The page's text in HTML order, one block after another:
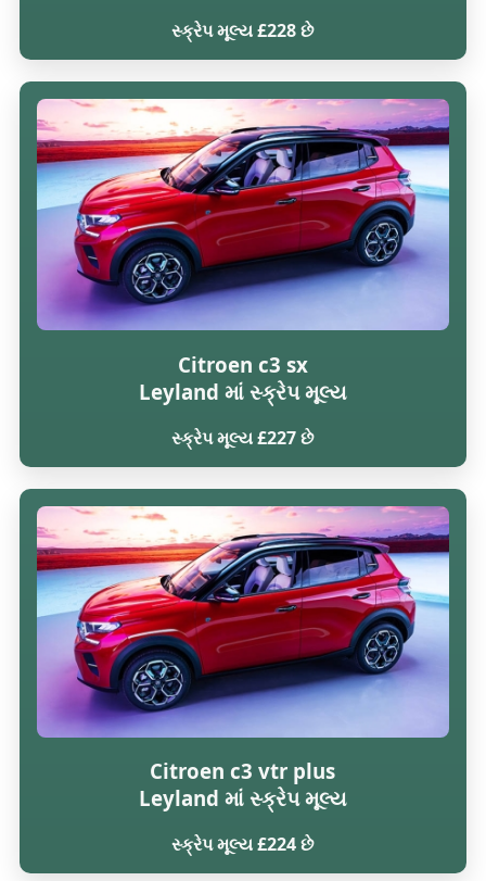
સ્ક્રેપ મૂલ્ય £228 છે
Citroen c3 sx
Leyland માં સ્ક્રેપ મૂલ્ય
સ્ક્રેપ મૂલ્ય £227 છે
Citroen c3 vtr plus
Leyland માં સ્ક્રેપ મૂલ્ય
સ્ક્રેપ મૂલ્ય £224 છે